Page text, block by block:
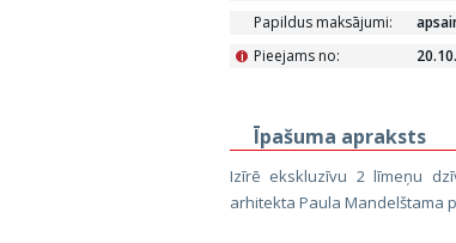
Papildus maksājumi:
Pieejams no:
i
Īpašuma apraksts
Izīrē ekskluzīvu 2 līmeņu
arhitekta Paula Mandelštama